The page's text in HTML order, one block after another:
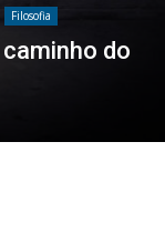
Filosofia
do